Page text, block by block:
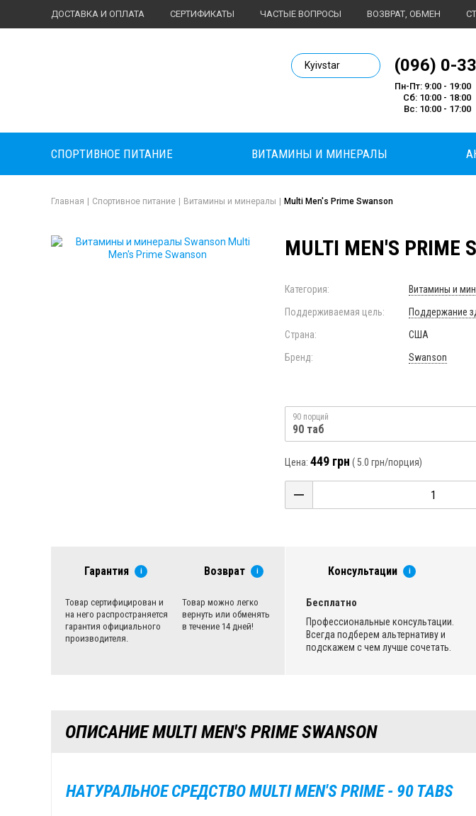
ДОСТАВКА И ОПЛАТА СЕРТИФИКАТЫ ЧАСТЫЕ ВОПРОСЫ ВОЗВРАТ, ОБМЕН
Body Market №1 магазин спортивного питания
Kyivstar (096) 0-
Пн-Пт: 9:00 - 19:00
Сб: 10:00 - 18:00
Вс: 10:00 - 17:00
СПОРТИВНОЕ ПИТАНИЕ ВИТАМИНЫ И МИНЕРАЛЫ
Главная Спортивное питание Витамины и минералы Multi Men's Prime Swanson
MULTI MEN'S PRIME
Категория:
Витамины и
Поддерживаемая цель:
Поддержание
Страна:
США
Бренд:
Swanson
90 порций
90 таб
Цена: 449 грн (5.0 грн/порция)
Гарантия i
Товар сертифицирован и
на него распространяется
гарантия официального
производителя.
Возврат i
Товар можно легко
вернуть или обменять
в течение 14 дней!
Консультации i
Бесплатно
Профессиональные консультации.
Всегда подберем альтернативу и
подскажем с чем лучше сочетать.
ОПИСАНИЕ MULTI MEN'S PRIME SWANSON
НАТУРАЛЬНОЕ СРЕДСТВОMULTIMEN'SPRIME- 90 TABS